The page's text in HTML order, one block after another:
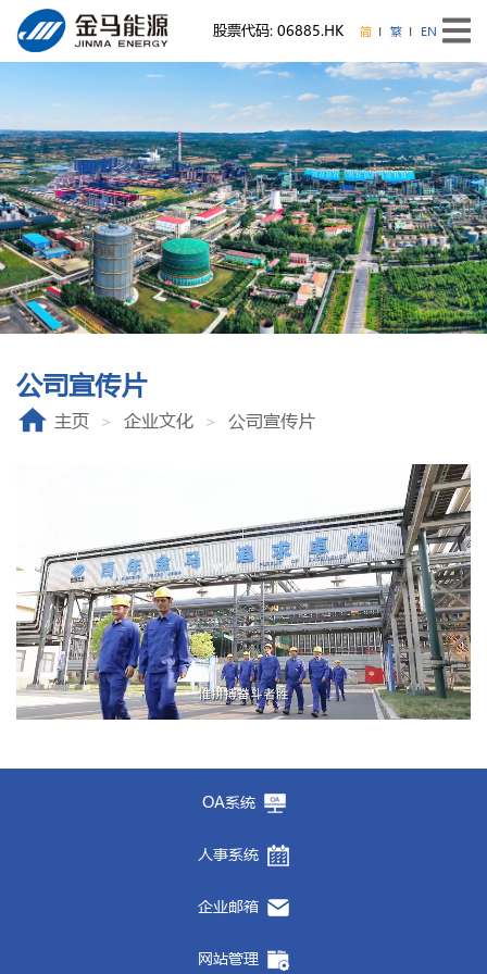
股票代码: 06885.HK 简 繁 EN
公司宣传片
主页 企业文化 公司宣传片
OA系统
人事系统
企业邮箱
网站管理